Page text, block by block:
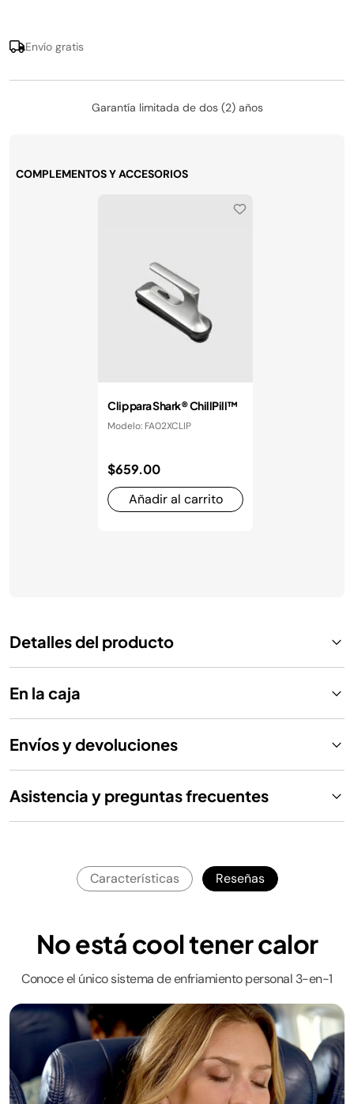
Envío gratis
Garantía limitada de dos (2) años
COMPLEMENTOS Y ACCESORIOS
Clip para Shark® ChillPill™
Modelo: FA02XCLIP
$659.00
Añadir al carrito
Detalles del producto
En la caja
Envíos y devoluciones
Asistencia y preguntas frecuentes
Características Reseñas
No está cool tener calor
Conoce el único sistema de enfriamiento personal 3-en-1